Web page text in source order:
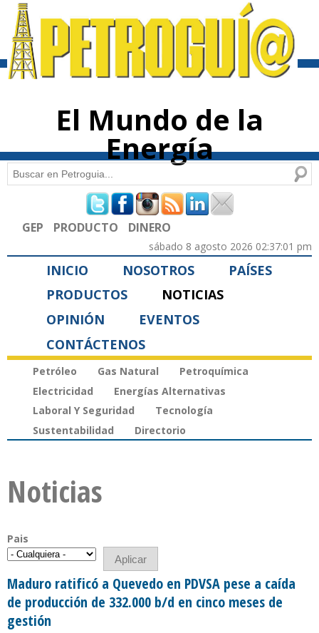
contenido
El Mundo de la
Energía
Formulario de búsqueda
Buscar
GEP PRODUCTO DINERO
sábado 8 agosto 2026 02:37:01 pm
INICIO NOSOTROS
PAÍSES
PRODUCTOS
NOTICIAS
OPINIÓN
EVENTOS
CONTÁCTENOS
Petróleo Gas Natural
Petroquímica
Electricidad
Energías Alternativas
Laboral Y Seguridad
Tecnología
Sustentabilidad
Directorio
Noticias
Pais
Maduro ratificó a Quevedo en PDVSA pese a caída
de producción de 332.000 b/d en cinco meses de
gestión